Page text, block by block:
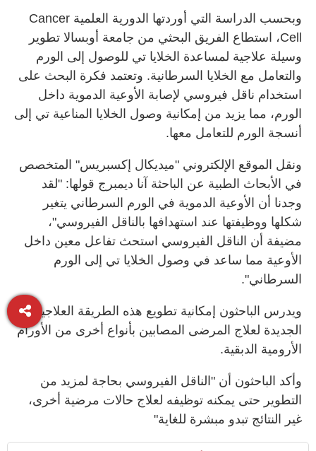
وبحسب الدراسة التي أوردتها الدورية العلمية Cancer
Cell، استطاع الفريق البحثي من جامعة أوبسالا تطوير
وسيلة علاجية لمساعدة الخلايا تي للوصول إلى الورم
والتعامل مع الخلايا السرطانية. وتعتمد فكرة البحث على
استخدام ناقل فيروسي لإصابة الأوعية الدموية داخل
الورم، مما يزيد من إمكانية وصول الخلايا المناعية تي إلى
أنسجة الورم للتعامل معها.
ونقل الموقع الإلكتروني "ميديكال إكسبريس" المتخصص
في الأبحاث الطبية عن الباحثة آنا ديمبرج قولها: "لقد
وجدنا أن الأوعية الدموية في الورم السرطاني يتغير
شكلها ووظيفتها عند استهدافها بالناقل الفيروسي"،
مضيفة أن الناقل الفيروسي استحث تفاعل معين داخل
الأوعية مما ساعد في وصول الخلايا تي إلى الورم
السرطاني".
ويدرس الباحثون إمكانية تطويع هذه الطريقة العلاجية
الجديدة لعلاج المرضى المصابين بأنواع أخرى من الأورام
الأرومية الدبقية.
وأكد الباحثون أن "الناقل الفيروسي بحاجة لمزيد من
التطوير حتى يمكنه توظيفه لعلاج حالات مرضية أخرى،
غير النتائج تبدو مبشرة للغاية"